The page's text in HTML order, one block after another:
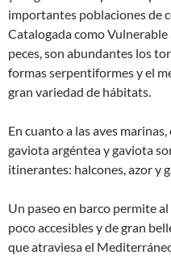
importantes poblaciones de
Catalogada como
peces, son abundantes los
formas serpentiformes y el
gran variedad de hábitats.
En cuanto a las aves
gaviota argéntea y gaviota
itinerantes: halcones, azor y
Un paseo en barco permite
poco accesibles y de gran
que atraviesa el